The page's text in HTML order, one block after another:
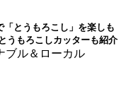
「とうもろこし」を楽しも
うもろこしカッターも紹介
ブル＆ローカル